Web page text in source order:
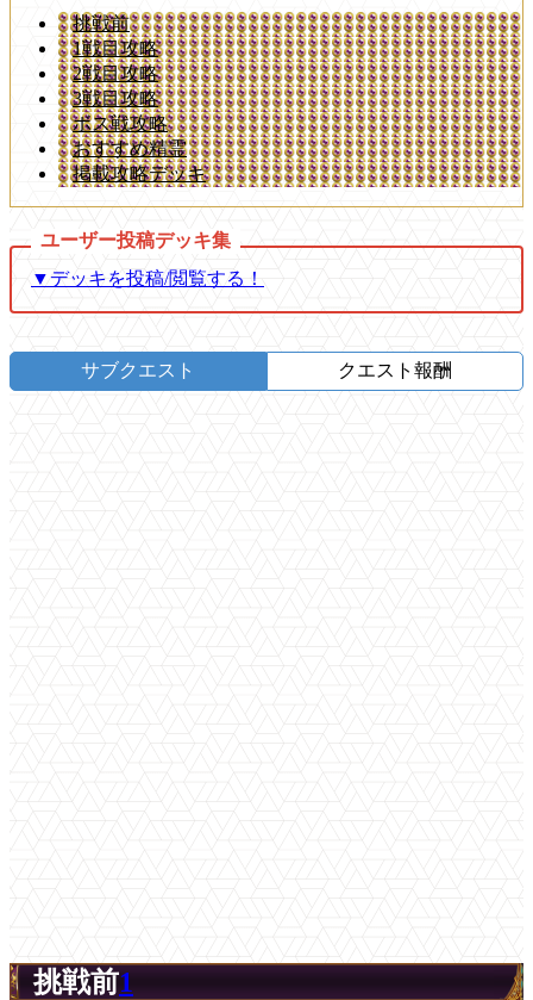
挑戦前
1戦目攻略
2戦目攻略
3戦目攻略
ボス戦攻略
おすすめ精霊
掲載攻略デッキ
▼デッキを投稿/閲覧する！
サブクエスト クエスト報酬
挑戦前1